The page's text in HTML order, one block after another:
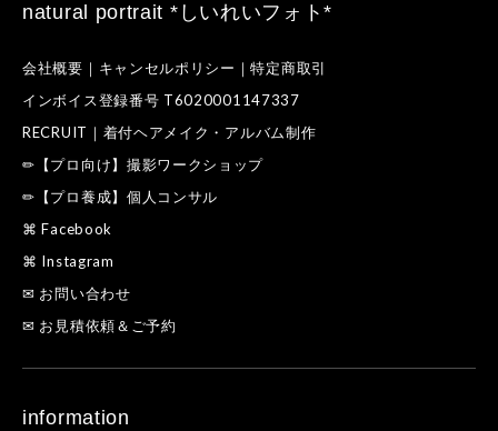
natural portrait *しいれいフォト*
会社概要｜キャンセルポリシー｜特定商取引
インボイス登録番号 T6020001147337
RECRUIT｜着付ヘアメイク・アルバム制作
✏【プロ向け】撮影ワークショップ
✏【プロ養成】個人コンサル
⌘ Facebook
⌘ Instagram
✉ お問い合わせ
✉ お見積依頼＆ご予約
information